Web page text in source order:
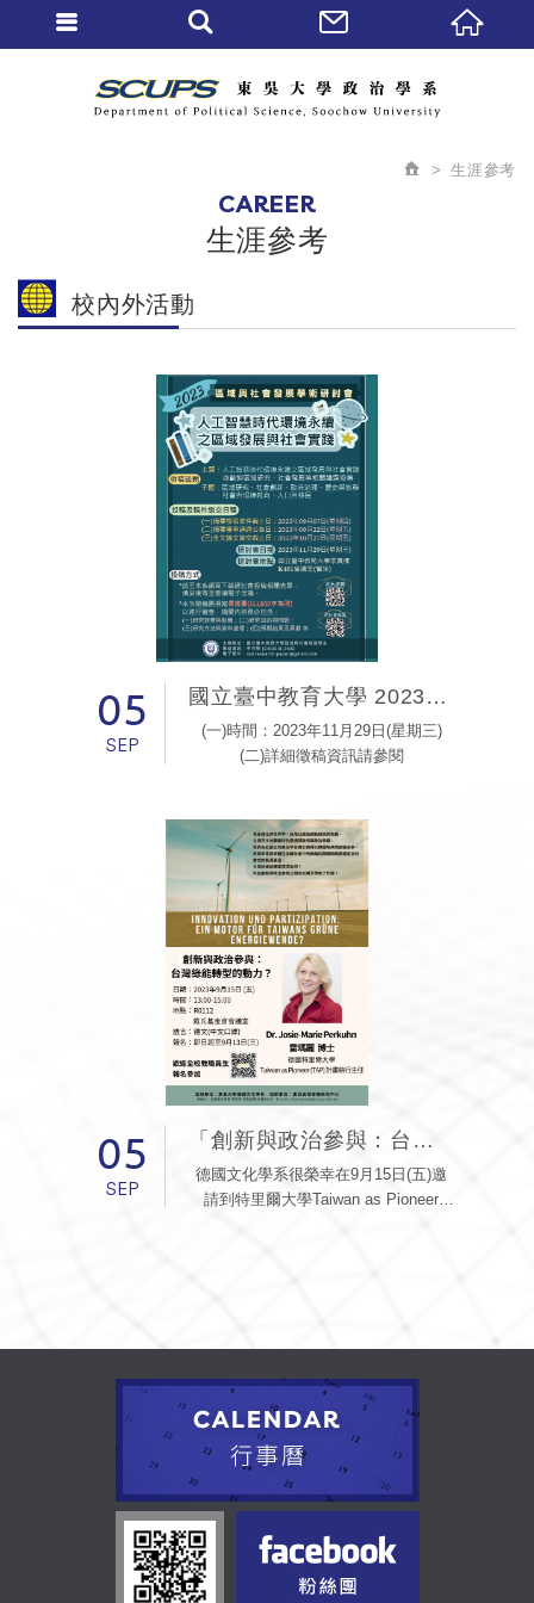
生涯參考
CAREER
生涯參考
校內外活動
05
SEP
國立臺中教育大學 2023區域與社會發展學術研討會「人工智慧時代環境永續之區域發展與社會實踐」
(一)時間：2023年11月29日(星期三)
(二)詳細徵稿資訊請參閱
05
SEP
「創新與政治參與：台灣綠能轉型的動力？」
德國文化學系很榮幸在9月15日(五)邀
請到特里爾大學Taiwan as Pioneer
Taiwan as Pioneer是德國聯邦教育及研
究部(BMBF)針對台灣的跨領域研究計
畫，共有三所大學參與，分別為特里爾
大學、波鴻魯爾大學、圖賓根大學。
Dr. Perkuhn的專長則是區域安全、國
際關係。